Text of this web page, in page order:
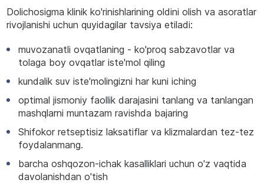
Dolichosigma klinik ko'rinishlarining oldini olish va asoratlar
rivojlanishi uchun quyidagilar tavsiya etiladi:
muvozanatli ovqatlaning - ko'proq sabzavotlar va
tolaga boy ovqatlar iste'mol qiling
kundalik suv iste'molingizni har kuni iching
optimal jismoniy faollik darajasini tanlang va tanlangan
mashqlarni muntazam ravishda bajaring
Shifokor retseptisiz laksatiflar va klizmalardan tez-tez
foydalanmang.
barcha oshqozon-ichak kasalliklari uchun o'z vaqtida
davolanishdan o'tish